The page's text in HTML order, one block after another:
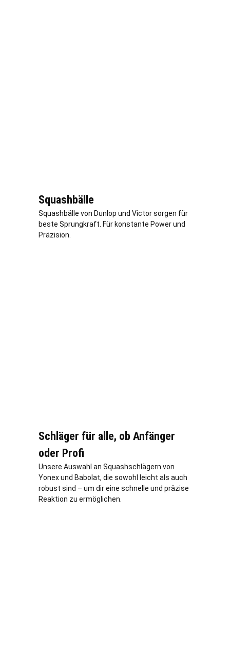
Squashbälle
Squashbälle von Dunlop und Victor sorgen für
beste Sprungkraft. Für konstante Power und
Präzision.
Schläger für alle, ob Anfänger
oder Profi
Unsere Auswahl an Squashschlägern von
Yonex und Babolat, die sowohl leicht als auch
robust sind – um dir eine schnelle und präzise
Reaktion zu ermöglichen.